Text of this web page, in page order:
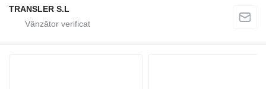
TRANSLER S.L